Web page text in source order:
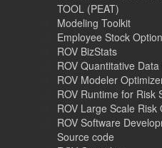
TOOL (PEAT)
Modeling Toolkit
Employee Stock
ROV BizStats
ROV Quantitative
ROV Modeler
ROV Runtime for Risk
ROV Large Scale Risk
ROV Software
Source code